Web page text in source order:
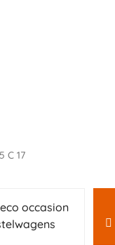
65 C 17
occasion